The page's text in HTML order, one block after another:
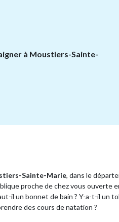
à Moustiers-Sainte-
Sainte-Marie, dans le
proche de chez vous ouverte
il un bonnet de bain ? Y-a-t-il un
des cours de natation ?